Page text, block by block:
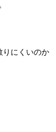
りにくいのか